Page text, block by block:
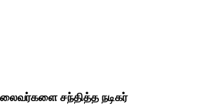
சந்தித்த நடிகர்